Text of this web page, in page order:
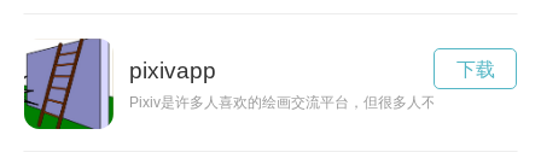
pixivapp
Pixiv是许多人喜欢的绘画交流平台，但很多人不知道如何下载
下载